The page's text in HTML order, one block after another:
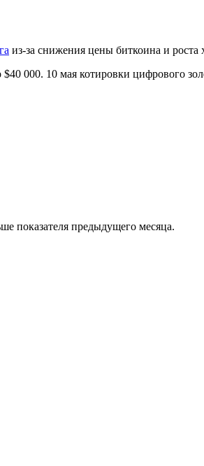
из-за снижения цены биткоина и роста
000. 10 мая котировки цифрового
показателя предыдущего месяца.